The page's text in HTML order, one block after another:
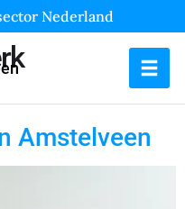
Nederland
Amstelveen